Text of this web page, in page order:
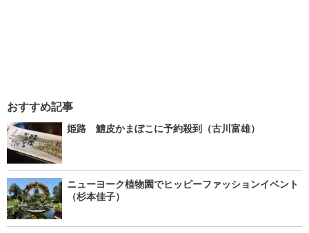
おすすめ記事
姫路 鱧皮かまぼこに予約殺到（古川富雄）
ニューヨーク植物園でヒッピーファッションイベント
（杉本佳子）